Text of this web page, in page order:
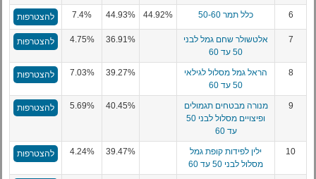
6 כלל תמר 50-60 44.92%
44.93%
7.4% להצטרפות
7
אלטשולר שחם גמל לבני
50 עד 60
36.91%
4.75% להצטרפות
8
הראל גמל מסלול לגילאי
50 עד 60
39.27%
7.03% להצטרפות
9
מנורה מבטחים תגמולים
ופיצויים מסלול לבני 50
עד 60
40.45%
5.69% להצטרפות
10
ילין לפידות קופת גמל
מסלול לבני 50 עד 60
39.47%
4.24% להצטרפות